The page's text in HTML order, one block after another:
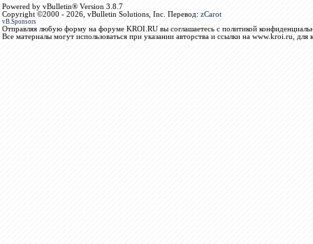
Powered by vBulletin® Version 3.8.7
Copyright ©2000 - 2026, vBulletin Solutions, Inc. Перевод: zCarot
vB.Sponsors
Отправляя любую форму на форуме KROI.RU вы соглашаетесь с политикой
Все материалы могут использоваться при указании авторства и ссылки на www.kroi.ru, для